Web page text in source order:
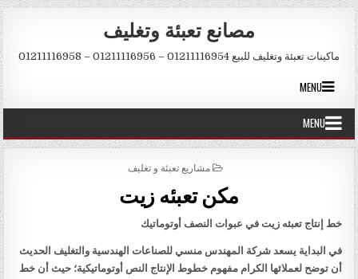
Skip to content
مصانع تعبئة وتغليف
ماكينات تعبئة وتغليف للبيع 01211116954 – 01211116956 – 01211116958
MENU
MENU
POSTED IN
مشاريع تعبئة و تغليف
مكن تعبئه زيت
خط إنتاج تعبئه زيت في عبوات النصف أوتوماتيك
في البداية يسعد شركة المهندس منسي للصناعات الهندسية والتغليف الحديث
أن توضح لعملائها الكرام مفهوم خطوط الإنتاج النص أوتوماتيكية؛ حيث أن خط